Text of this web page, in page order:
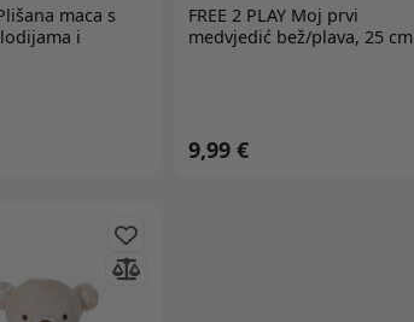
maca s
i
FREE 2 PLAY Moj prvi
medvjedić bež/plava, 25 cm
9,99 €